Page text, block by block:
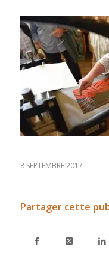
8 SEPTEMBRE 2017
Partager cette